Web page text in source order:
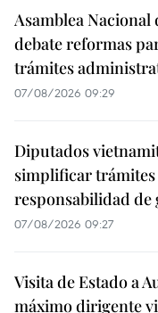
Asamblea Nacional
debate reformas
trámites
07/08/2026 09:29
Diputados
simplificar
responsabilidad de
07/08/2026 09:27
Visita de Estado a
máximo dirigente